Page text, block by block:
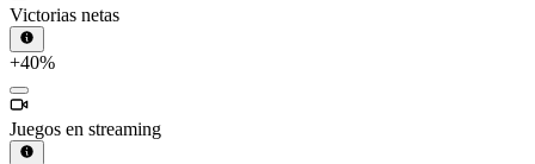
Victorias netas
+40%
Juegos en streaming